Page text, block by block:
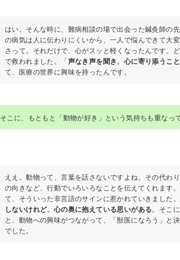
はい。そんな時に、難病相談の場で出会った鍼灸師の
の病気は人に伝わりにくいから、一人で悩んできて大
さって。それだけで、心がスッと軽くなったんです。
で救われました。「声なき声を聞き、心に寄り添うこ
て、医療の世界に興味を持ったんです。
そこに、もともと「動物が好き」という気持ちも重なっ
ええ。動物って、言葉を話さないですよね。その代わ
の向きなど、行動でいろいろなことを伝えてくれます
て、そういった非言語のサインに惹かれていきました。
しないけれど、心の奥に抱えている思いがある。そこ
と、動物への興味がつながって、「獣医になろう」と
でした。